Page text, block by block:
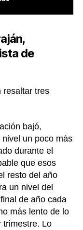
de
resaltar tres
bajó,
un poco más
durante el
que esos
resto del año
un nivel del
de año cada
más lento de lo
trimestre. Lo